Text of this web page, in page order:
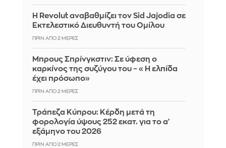
Η Revolut αναβαθμίζει τον Sid Jajodia σε
Εκτελεστικό Διευθυντή του Ομίλου
ΠΡΙΝ ΑΠΌ 2 ΜΈΡΕΣ
Μπρους Σπρίνγκστιν: Σε ύφεση ο
καρκίνος της συζύγου του – «Η ελπίδα
έχει πρόσωπο»
ΠΡΙΝ ΑΠΌ 2 ΜΈΡΕΣ
Τράπεζα Κύπρου: Κέρδη μετά τη
φορολογία ύψους 252 εκατ. για το α'
εξάμηνο του 2026
ΠΡΙΝ ΑΠΌ 2 ΜΈΡΕΣ